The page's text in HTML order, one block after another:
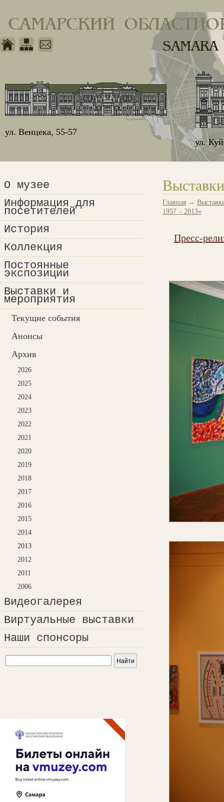
САМАРСКИЙ
ул.
ул. Венцека, 55-57
О музее
Информация для
посетителей
История
Коллекция
Постоянные
экспозиции
Выставки и
мероприятия
Текущие события
Анонсы
Архив
2026
2025
2024
2023
2022
2021
2020
2019
2018
2017
2016
2015
2014
2013
2012
2011
2006
Видеогалерея
Виртуальные выставки
Наши спонсоры
Главная →
1957 – 2013»
Пресс-